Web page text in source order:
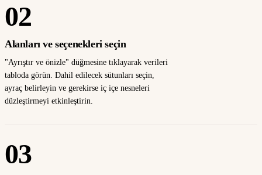
02
Alanları ve seçenekleri seçin
"Ayrıştır ve önizle" düğmesine tıklayarak verileri
tabloda görün. Dahil edilecek sütunları seçin,
ayraç belirleyin ve gerekirse iç içe nesneleri
düzleştirmeyi etkinleştirin.
03